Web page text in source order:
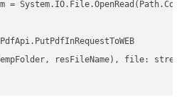
=
resFileName), file: stream);